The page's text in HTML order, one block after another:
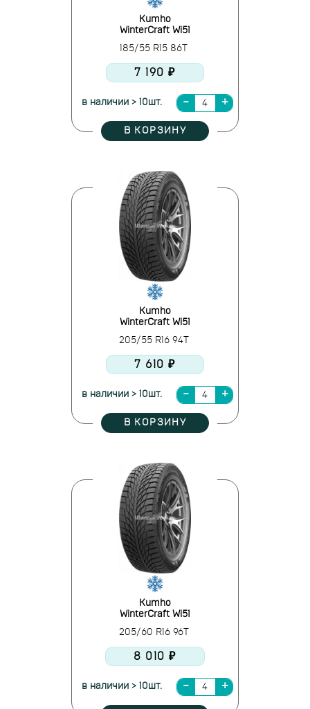
Kumho
WinterCraft Wi51
185/55 R15 86T
7 190 ₽
в наличии > 10шт.
В КОРЗИНУ
Kumho
WinterCraft Wi51
205/55 R16 94T
7 610 ₽
в наличии > 10шт.
В КОРЗИНУ
Kumho
WinterCraft Wi51
205/60 R16 96T
8 010 ₽
в наличии > 10шт.